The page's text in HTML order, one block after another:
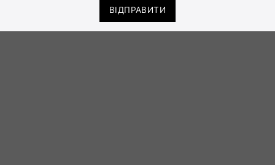
ВІДПРАВИТИ